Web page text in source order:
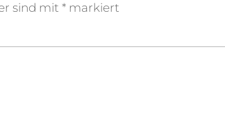
sind mit * markiert